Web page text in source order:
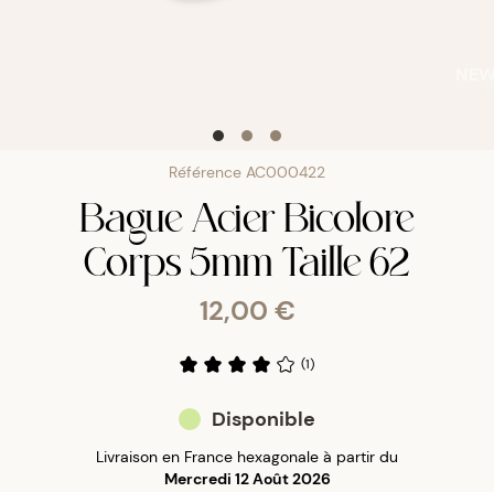
Référence AC000422
Bague Acier Bicolore
Corps 5mm Taille 62
12,00 €
(1)
Disponible
Livraison en France hexagonale à partir du
Mercredi 12 Août 2026